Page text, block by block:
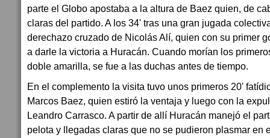
parte el Globo apostaba a la altura de Baez quien, de
claras del partido. A los 34' tras una gran jugada
derechazo cruzado de Nicolás Alí, quien con su primer
a darle la victoria a Huracán. Cuando morían los
doble amarilla, se fue a las duchas antes de tiempo.
En el complemento la visita tuvo unos primeros 20'
Marcos Baez, quien estiró la ventaja y luego con la
Leandro Carrasco. A partir de allí Huracán manejó el
pelota y llegadas claras que no se pudieron plasmar en